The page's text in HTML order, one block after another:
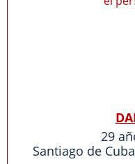
29
Santiago de Cuba